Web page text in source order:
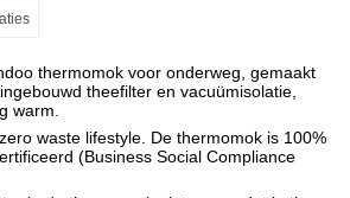
thermomok voor onderweg, gemaakt
theefilter en vacuümisolatie,
warm.
waste lifestyle. De thermomok is 100%
(Business Social Compliance